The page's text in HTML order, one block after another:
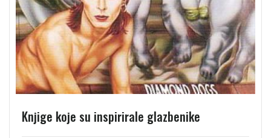
Knjige koje su inspirirale glazbenike